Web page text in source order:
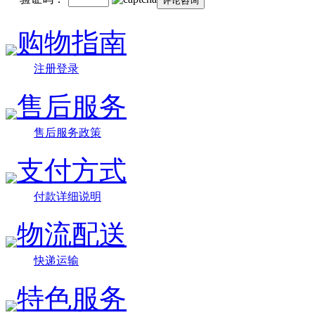
购物指南
注册登录
售后服务
售后服务政策
支付方式
付款详细说明
物流配送
快递运输
特色服务